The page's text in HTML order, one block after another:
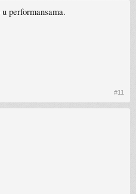
performansama.
#11